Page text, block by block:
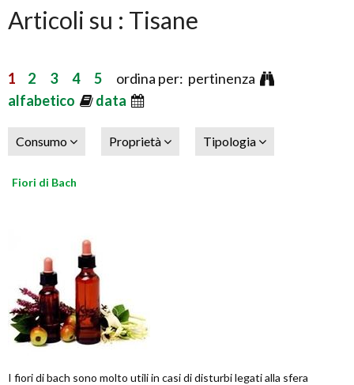
Articoli su : Tisane
1 2 3 4 5 ordina per: pertinenza
alfabetico
data
Consumo Proprietà Tipologia
Fiori di Bach
I fiori di bach sono molto utili in casi di disturbi legati alla sfera